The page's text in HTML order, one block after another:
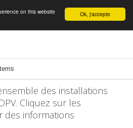
English Ok, j'accepte
on this website
des installations
Cliquez sur les
des informations